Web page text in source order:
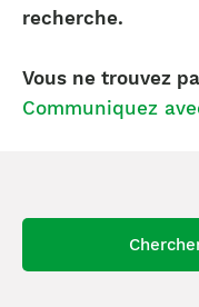
recherche.
Vous ne trouvez
Communiquez